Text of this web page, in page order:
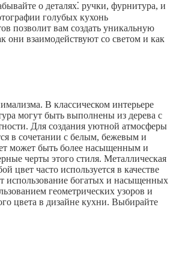
о деталях⁚ ручки, фурнитура, и
голубых кухонь
позволит вам создать уникальную
они взаимодействуют со светом и как
В классическом интерьере
могут быть выполнены из дерева с
Для создания уютной атмосферы
в сочетании с белым, бежевым и
может быть более насыщенным и
черты этого стиля. Металлическая
цвет часто используется в качестве
использование богатых и насыщенных
геометрических узоров и
цвета в дизайне кухни. Выбирайте